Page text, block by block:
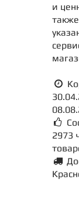
и
2973